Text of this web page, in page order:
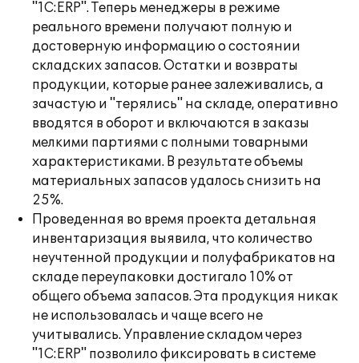
"1С:ERP". Теперь менеджеры в режиме
реального времени получают полную и
достоверную информацию о состоянии
складских запасов. Остатки и возвраты
продукции, которые ранее залеживались, а
зачастую и "терялись" на складе, оперативно
вводятся в оборот и включаются в заказы
мелкими партиями с полными товарными
характеристиками. В результате объемы
материальных запасов удалось снизить на
25%.
Проведенная во время проекта детальная
инвентаризация выявила, что количество
неучтенной продукции и полуфабрикатов на
складе переупаковки достигало 10% от
общего объема запасов. Эта продукция никак
не использовалась и чаще всего не
учитывались. Управление складом через
"1С:ERP" позволило фиксировать в системе